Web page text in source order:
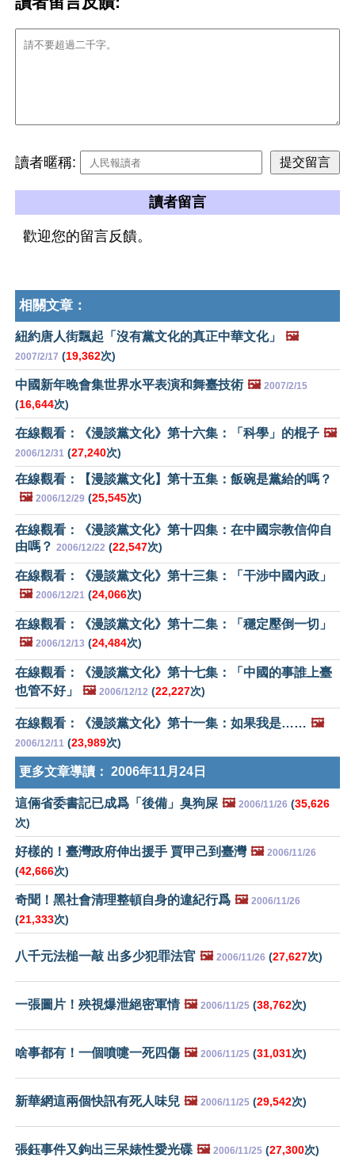
讀者暱稱:
讀者留言
歡迎您的留言反饋。
相關文章：
紐約唐人街飄起「沒有黨文化的真正中華文化」 🖼️
2007/2/17 (19,362次)
中國新年晚會集世界水平表演和舞臺技術 🖼️ 2007/2/15
(16,644次)
在線觀看：《漫談黨文化》第十六集：「科學」的棍子 🖼️
2006/12/31 (27,240次)
在線觀看：【漫談黨文化】第十五集：飯碗是黨給的嗎？
🖼️ 2006/12/29 (25,545次)
在線觀看：《漫談黨文化》第十四集：在中國宗教信仰自
由嗎？ 2006/12/22 (22,547次)
在線觀看：《漫談黨文化》第十三集：「干涉中國內政」
🖼️ 2006/12/21 (24,066次)
在線觀看：《漫談黨文化》第十二集：「穩定壓倒一切」
🖼️ 2006/12/13 (24,484次)
在線觀看：《漫談黨文化》第十七集：「中國的事誰上臺
也管不好」
🖼️ 2006/12/12 (22,227次)
在線觀看：《漫談黨文化》第十一集：如果我是…… 🖼️
2006/12/11 (23,989次)
更多文章導讀： 2006年11月24日
這倆省委書記已成爲「後備」臭狗屎 🖼️ 2006/11/26 (35,626
次)
好樣的！臺灣政府伸出援手 賈甲己到臺灣 🖼️ 2006/11/26
(42,666次)
奇聞！黑社會清理整頓自身的違紀行爲 🖼️ 2006/11/26
(21,333次)
八千元法槌一敲 出多少犯罪法官 🖼️ 2006/11/26 (27,627次)
一張圖片！殃視爆泄絕密軍情 🖼️ 2006/11/25 (38,762次)
啥事都有！一個噴嚏一死四傷 🖼️ 2006/11/25 (31,031次)
新華網這兩個快訊有死人味兒 🖼️ 2006/11/25 (29,542次)
張鈺事件又鉤出三呆婊性愛光碟 🖼️ 2006/11/25 (27,300次)